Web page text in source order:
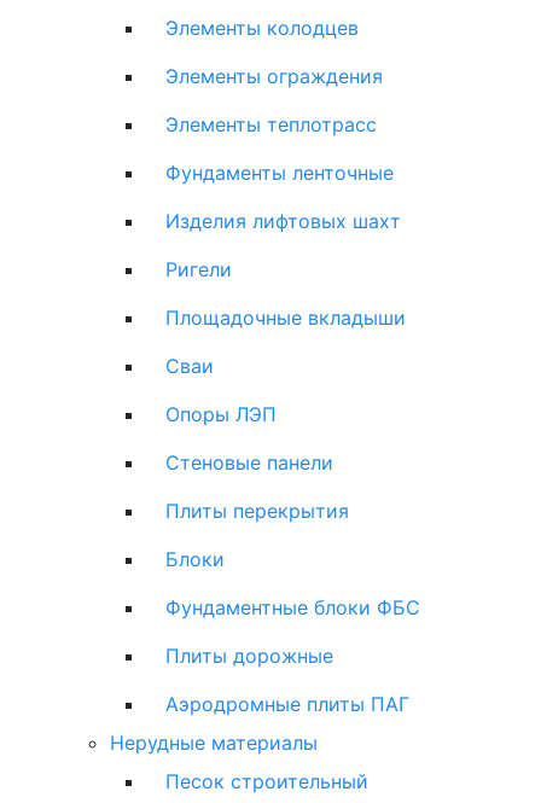
Элементы колодцев
Элементы ограждения
Элементы теплотрасс
Фундаменты ленточные
Изделия лифтовых шахт
Ригели
Площадочные вкладыши
Сваи
Опоры ЛЭП
Стеновые панели
Плиты перекрытия
Блоки
Фундаментные блоки ФБС
Плиты дорожные
Аэродромные плиты ПАГ
Нерудные материалы
Песок строительный